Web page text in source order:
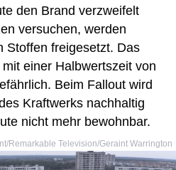
den Brand verzweifelt
versuchen, werden
Stoffen freigesetzt. Das
einer Halbwertszeit von
Beim Fallout wird
Kraftwerks nachhaltig
nicht mehr bewohnbar.
Remarkable Television/Geraint Warrington